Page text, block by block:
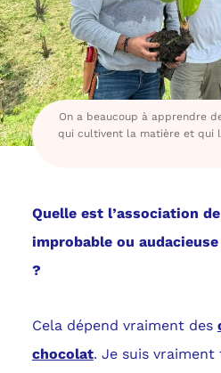
On a beaucoup à apprendre
qui cultivent la matière et qui
Quelle est l’association
improbable ou
?
Cela dépend vraiment des
chocolat. Je suis